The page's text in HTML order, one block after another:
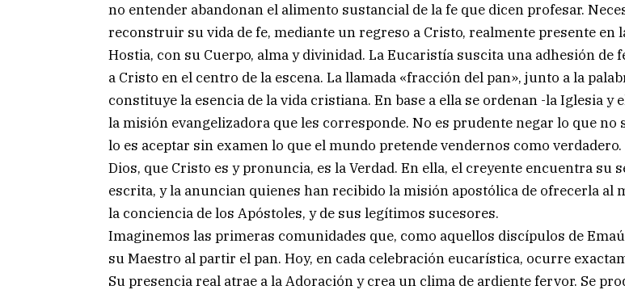
no entender abandonan el alimento sustancial de la fe que dicen profesar.
reconstruir su vida de fe, mediante un regreso a Cristo, realmente presente en
Hostia, con su Cuerpo, alma y divinidad. La Eucaristía suscita una adhesión de
a Cristo en el centro de la escena. La llamada «fracción del pan», junto a la
constituye la esencia de la vida cristiana. En base a ella se ordenan -la Iglesia y
la misión evangelizadora que les corresponde. No es prudente negar lo que no
lo es aceptar sin examen lo que el mundo pretende vendernos como verdadero.
Dios, que Cristo es y pronuncia, es la Verdad. En ella, el creyente encuentra su
escrita, y la anuncian quienes han recibido la misión apostólica de ofrecerla al
la conciencia de los Apóstoles, y de sus legítimos sucesores.
Imaginemos las primeras comunidades que, como aquellos discípulos de
su Maestro al partir el pan. Hoy, en cada celebración eucarística, ocurre
Su presencia real atrae a la Adoración y crea un clima de ardiente fervor. Se